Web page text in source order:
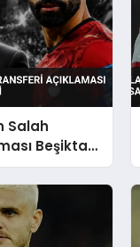
Salah
Beşiktaş